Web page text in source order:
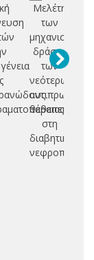
Μελέτη
των
μηχανισμών
δράσης
των
νεότερων
θεραπειών
στη
διαβητική
νεφροπάθεια